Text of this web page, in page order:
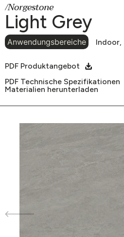
/Norgestone
Light Grey
Anwendungsbereiche Indoor,
PDF Produktangebot
PDF Technische Spezifikationen
Materialien herunterladen